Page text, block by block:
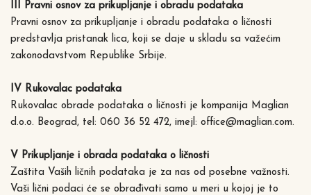
III Pravni osnov za prikupljanje i obradu podataka
Pravni osnov za prikupljanje i obradu podataka o ličnosti
predstavlja pristanak lica, koji se daje u skladu sa važećim
zakonodavstvom Republike Srbije.
IV Rukovalac podataka
Rukovalac obrade podataka o ličnosti je kompanija Maglian
d.o.o. Beograd, tel: 060 36 52 472, imejl: office@maglian.com.
V Prikupljanje i obrada podataka o ličnosti
Zaštita Vaših ličnih podataka je za nas od posebne važnosti.
Vaši lični podaci će se obrađivati samo u meri u kojoj je to